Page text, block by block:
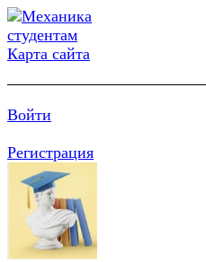
Карта сайта
Войти
Регистрация